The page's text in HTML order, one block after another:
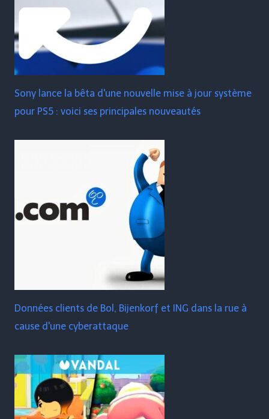
Sony lance la bêta d'une nouvelle mise à jour système
pour PS5 : voici ses principales nouveautés
Données clients de Bol, Bijenkorf et ING dans la rue à
cause d'une cyberattaque